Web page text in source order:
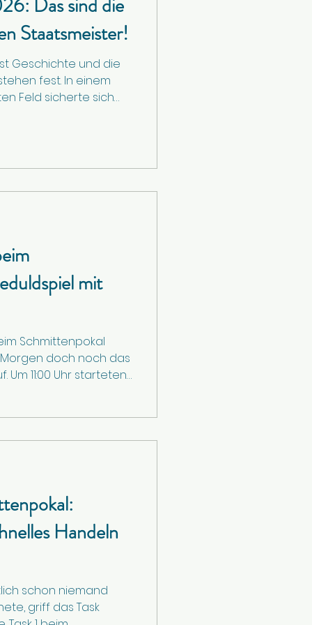
Das sind die
Staatsmeister!
Geschichte und die
fest. In einem
Feld sicherte sich
Auch in den
Ergebnisliste
mit
Schmittenpokal
doch noch das
11:00 Uhr starteten
einer schnellen
den
sicherte.
Handeln
schon niemand
griff das Task